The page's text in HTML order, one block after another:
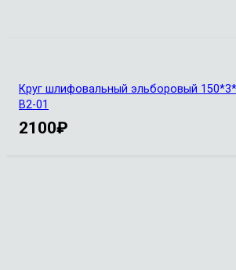
Круг шлифовальный эльборовый
В2-01
2100₽